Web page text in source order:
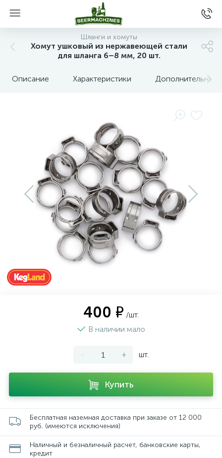
Шланги и хомуты
Хомут ушковый из нержавеющей стали
для шланга 6–8 мм, 20 шт.
Описание Характеристики Дополнительные
400 ₽ /шт.
В наличии мало
- + шт.
Купить
Бесплатная наземная доставка при заказе от 12 000
руб. (имеются исключения)
Наличный и безналичный расчет, банковские карты,
кредит